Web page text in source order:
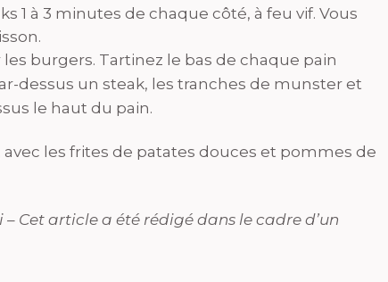
1 à 3 minutes de chaque côté, à feu vif. Vous
burgers. Tartinez le bas de chaque pain
dessus un steak, les tranches de munster et
le haut du pain.
les frites de patates douces et pommes de
Cet article a été rédigé dans le cadre d’un